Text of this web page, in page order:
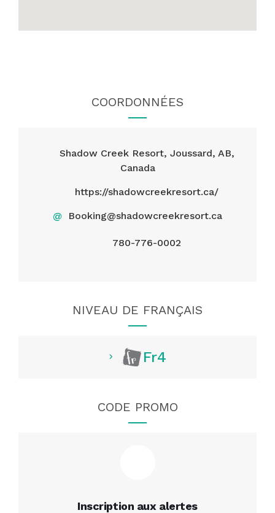
COORDONNÉES
Shadow Creek Resort, Joussard, AB,
Canada
https://shadowcreekresort.ca/
@ Booking@shadowcreekresort.ca
780-776-0002
NIVEAU DE FRANÇAIS
Fr4
CODE PROMO
Inscription aux alertes